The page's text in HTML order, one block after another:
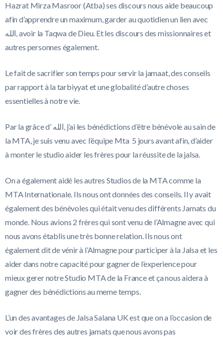
Hazrat Mirza Masroor (Atba) ses discours nous aide beaucoup
afin d’apprendre un maximum, garder au quotidien un lien avec
‏الله, avoir la Taqwa de Dieu. Et les discours des missionnaires et
autres personnes également.
Le fait de sacrifier son temps pour servir la jamaat, des conseils
par rapport à la tarbiyyat et une globalité d’autre choses
essentielles à notre vie.
Par la grâce d’ ‏الله, j’ai les bénédictions d’être bénévole au sain de
la MTA, je suis venu avec l’équipe Mta 5 jours avant afin, d’aider
à monter le studio aider les frères pour la réussite de la jalsa.
On a également aidé les autres Studios de la MTA comme la
MTA Internationale. Ils nous ont données des conseils. Il y avait
également des bénévoles qui était venu des différents Jamats du
monde. Nous avions 2 frères qui sont venu de l’Almagne avec qui
nous avons établis une très bonne relation. Ils nous ont
également dit de vénir à l’Almagne pour participer à la Jalsa et les
aider dans notre capacité pour gagner de l’experience pour
mieux gerer notre Studio MTA de la France et ça nous aidera à
gagner des bénédictions au meme temps.
L’un des avantages de Jalsa Salana UK est que on a l’occasion de
voir des frères des autres jamats que nous avons pas